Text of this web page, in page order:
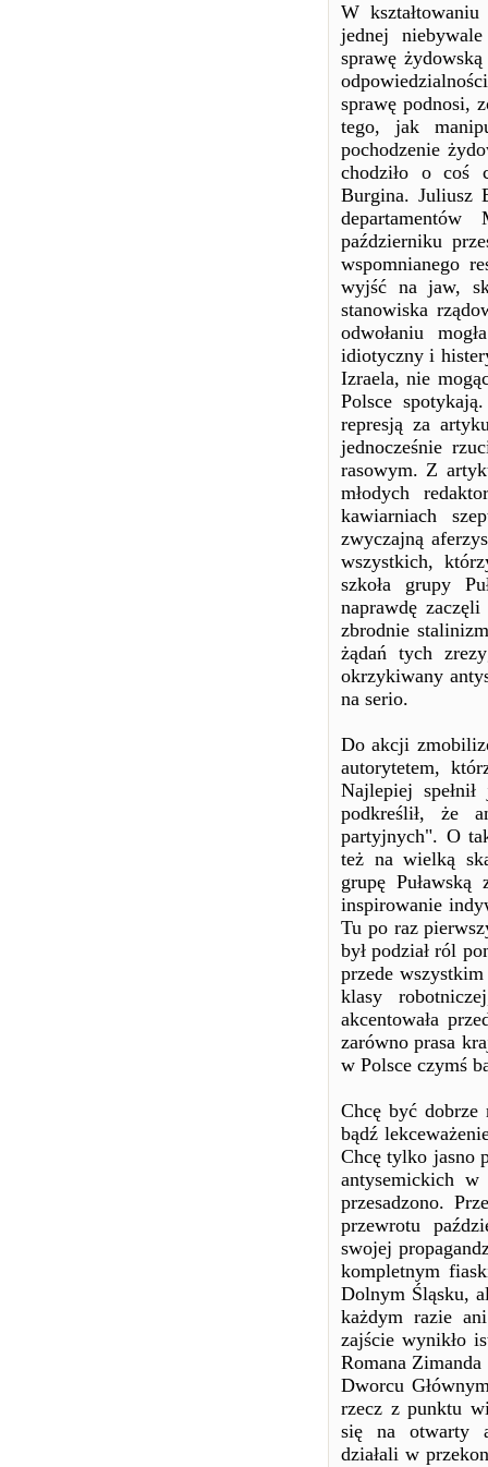
W
jednej
sprawę
sprawę podnosi,
tego, jak
pochodzenie
chodziło o coś
Burgina. Juliusz
październiku
wspomnianego
wyjść na jaw,
stanowiska
odwołaniu
idiotyczny i
Izraela, nie
Polsce
represją za
jednocześnie
rasowym. Z
młodych
kawiarniach
zwyczajną
wszystkich,
szkoła grupy
naprawdę
zbrodnie
żądań tych
okrzykiwany
na serio.
Do akcji
autorytetem,
Najlepiej
podkreślił, że
partyjnych". O
też na wielką
grupę
inspirowanie
Tu po raz
był podział ról
przede
klasy
akcentowała
zarówno prasa
w Polsce czymś
Chcę być
bądź
Chcę tylko jasno
antysemickich
przesadzono.
przewrotu
swojej
kompletnym
Dolnym Śląsku,
każdym razie
zajście wynikło
Romana
Dworcu
rzecz z punktu
się na otwarty
działali w